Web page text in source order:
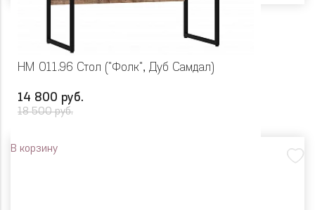
НМ 011.96 Стол ("Фолк", Дуб Самдал)
14 800 руб.
18 500 руб.
В корзину